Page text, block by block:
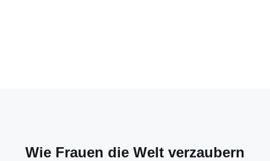
Wie Frauen die Welt verzaubern